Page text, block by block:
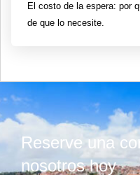
El costo de la espera: por
de que lo necesite.
Reserve una
nosotros hoy